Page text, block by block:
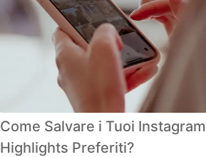
Come Salvare i Tuoi Instagram
Highlights Preferiti?